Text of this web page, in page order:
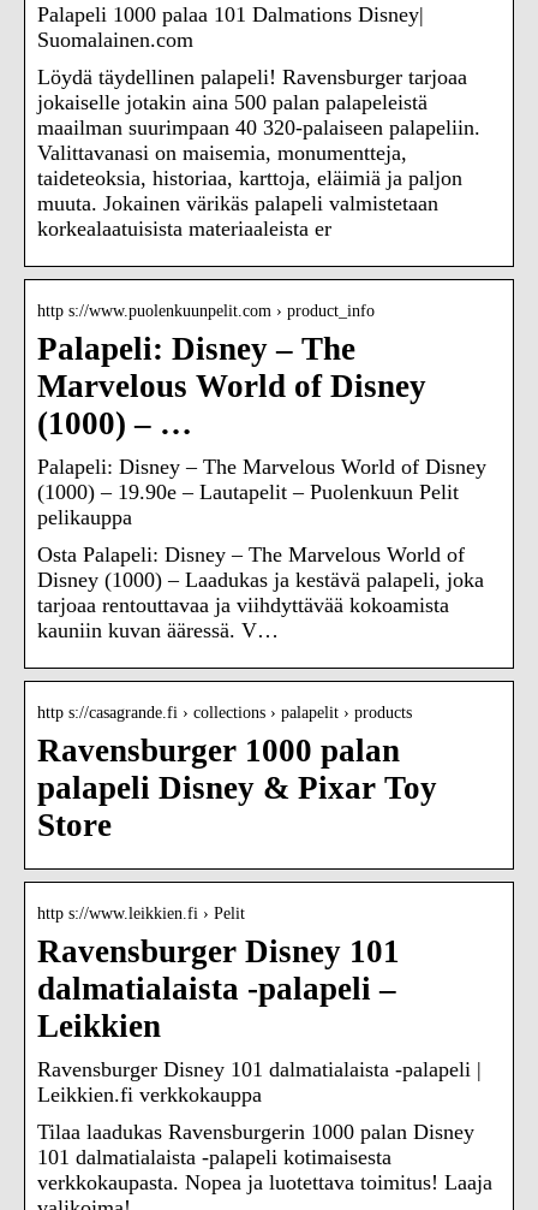
Palapeli 1000 palaa 101 Dalmations Disney|
Suomalainen.com
Löydä täydellinen palapeli! Ravensburger tarjoaa
jokaiselle jotakin aina 500 palan palapeleistä
maailman suurimpaan 40 320-palaiseen palapeliin.
Valittavanasi on maisemia, monumentteja,
taideteoksia, historiaa, karttoja, eläimiä ja paljon
muuta. Jokainen värikäs palapeli valmistetaan
korkealaatuisista materiaaleista er
http s://www.puolenkuunpelit.com › product_info
Palapeli: Disney – The
Marvelous World of Disney
(1000) – …
Palapeli: Disney – The Marvelous World of Disney
(1000) – 19.90e – Lautapelit – Puolenkuun Pelit
pelikauppa
Osta Palapeli: Disney – The Marvelous World of
Disney (1000) – Laadukas ja kestävä palapeli, joka
tarjoaa rentouttavaa ja viihdyttävää kokoamista
kauniin kuvan ääressä. V…
http s://casagrande.fi › collections › palapelit › products
Ravensburger 1000 palan
palapeli Disney & Pixar Toy
Store
http s://www.leikkien.fi › Pelit
Ravensburger Disney 101
dalmatialaista -palapeli –
Leikkien
Ravensburger Disney 101 dalmatialaista -palapeli |
Leikkien.fi verkkokauppa
Tilaa laadukas Ravensburgerin 1000 palan Disney
101 dalmatialaista -palapeli kotimaisesta
verkkokaupasta. Nopea ja luotettava toimitus! Laaja